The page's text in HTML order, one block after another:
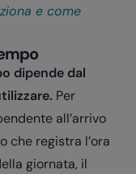
e come
dipende dal
Per
all’arrivo
che registra l’ora
giornata, il